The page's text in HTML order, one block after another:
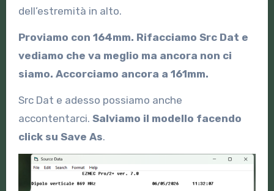
dell’estremità in alto.
Proviamo con 164mm. Rifacciamo Src Dat e
vediamo che va meglio ma ancora non ci
siamo. Accorciamo ancora a 161mm.
Src Dat e adesso possiamo anche
accontentarci. Salviamo il modello facendo
click su Save As.